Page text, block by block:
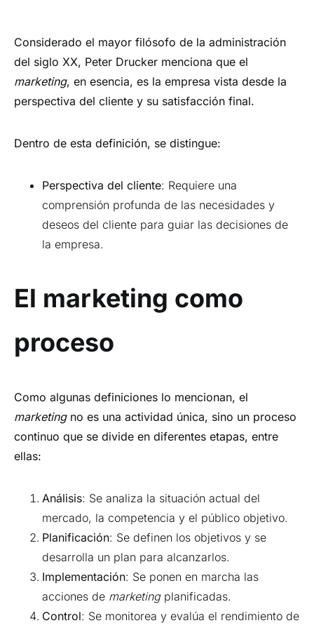
Considerado el mayor filósofo de la administración
del siglo XX, Peter Drucker menciona que el
marketing, en esencia, es la empresa vista desde la
perspectiva del cliente y su satisfacción final.
Dentro de esta definición, se distingue:
Perspectiva del cliente: Requiere una
comprensión profunda de las necesidades y
deseos del cliente para guiar las decisiones de
la empresa.
El marketing como
proceso
Como algunas definiciones lo mencionan, el
marketing no es una actividad única, sino un proceso
continuo que se divide en diferentes etapas, entre
ellas:
Análisis: Se analiza la situación actual del
mercado, la competencia y el público objetivo.
Planificación: Se definen los objetivos y se
desarrolla un plan para alcanzarlos.
Implementación: Se ponen en marcha las
acciones de marketing planificadas.
Control: Se monitorea y evalúa el rendimiento de